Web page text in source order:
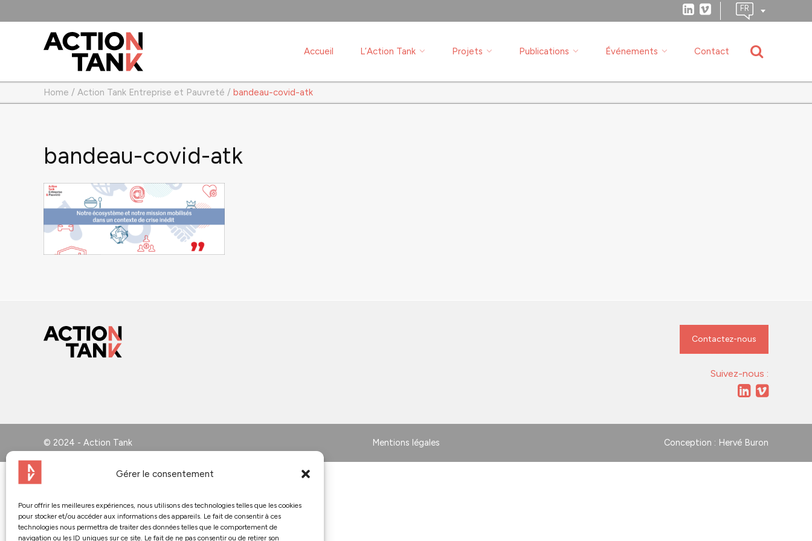
Gérer le consentement
Pour offrir les meilleures expériences, nous utilisons des technologies telles que les cookies
pour stocker et/ou accéder aux informations des appareils. Le fait de consentir à ces
technologies nous permettra de traiter des données telles que le comportement de
navigation ou les ID uniques sur ce site. Le fait de ne pas consentir ou de retirer son
Accueil L’Action Tank Projets Publications Événements Contact
Home / Action Tank Entreprise et Pauvreté / bandeau-covid-atk
bandeau-covid-atk
Contactez-nous
Suivez-nous :
© 2024 - Action Tank Mentions légales Conception : Hervé Buron